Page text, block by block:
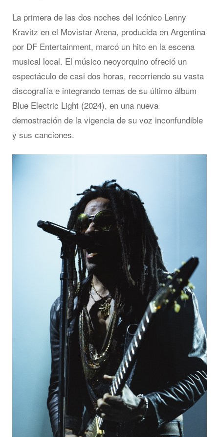
La primera de las dos noches del icónico Lenny
Kravitz en el Movistar Arena, producida en Argentina
por DF Entertainment, marcó un hito en la escena
musical local. El músico neoyorquino ofreció un
espectáculo de casi dos horas, recorriendo su vasta
discografía e integrando temas de su último álbum
Blue Electric Light (2024), en una nueva
demostración de la vigencia de su voz inconfundible
y sus canciones.